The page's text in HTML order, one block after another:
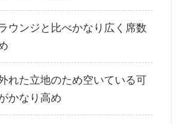
ウンジと比べかなり広く席数
れた立地のため空いている可
かなり高め